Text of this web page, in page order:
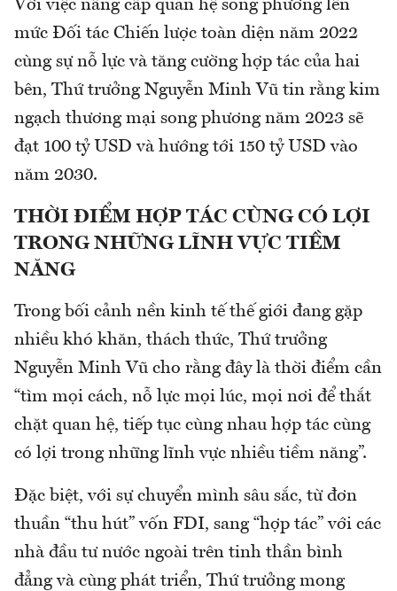
Với việc nâng cấp quan hệ song phương lên
mức Đối tác Chiến lược toàn diện năm 2022
cùng sự nỗ lực và tăng cường hợp tác của hai
bên, Thứ trưởng Nguyễn Minh Vũ tin rằng kim
ngạch thương mại song phương năm 2023 sẽ
đạt 100 tỷ USD và hướng tới 150 tỷ USD vào
năm 2030.
THỜI ĐIỂM HỢP TÁC CÙNG CÓ LỢI
TRONG NHỮNG LĨNH VỰC TIỀM
NĂNG
Trong bối cảnh nền kinh tế thế giới đang gặp
nhiều khó khăn, thách thức, Thứ trưởng
Nguyễn Minh Vũ cho rằng đây là thời điểm cần
“tìm mọi cách, nỗ lực mọi lúc, mọi nơi để thắt
chặt quan hệ, tiếp tục cùng nhau hợp tác cùng
có lợi trong những lĩnh vực nhiều tiềm năng”.
Đặc biệt, với sự chuyển mình sâu sắc, từ đơn
thuần “thu hút” vốn FDI, sang “hợp tác” với các
nhà đầu tư nước ngoài trên tinh thần bình
đẳng và cùng phát triển, Thứ trưởng mong